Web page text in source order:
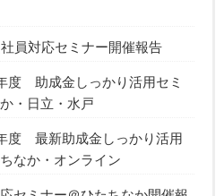
員対応セミナー開催報告
助成金しっかり活用セミ
・日立・水戸
度 最新助成金しっかり活用
なか・オンライン